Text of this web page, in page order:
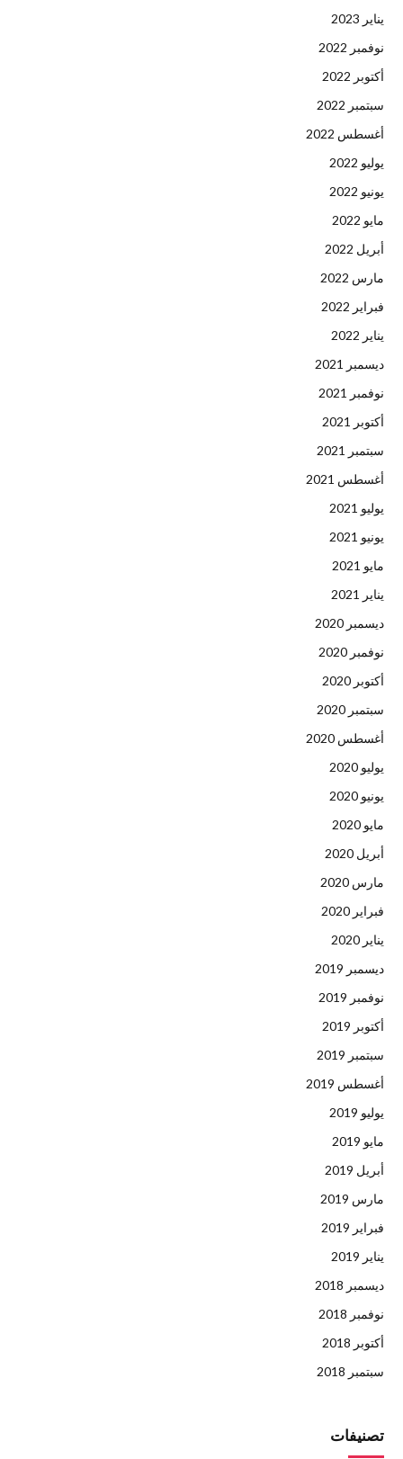
يناير 2023
نوفمبر 2022
أكتوبر 2022
سبتمبر 2022
أغسطس 2022
يوليو 2022
يونيو 2022
مايو 2022
أبريل 2022
مارس 2022
فبراير 2022
يناير 2022
ديسمبر 2021
نوفمبر 2021
أكتوبر 2021
سبتمبر 2021
أغسطس 2021
يوليو 2021
يونيو 2021
مايو 2021
يناير 2021
ديسمبر 2020
نوفمبر 2020
أكتوبر 2020
سبتمبر 2020
أغسطس 2020
يوليو 2020
يونيو 2020
مايو 2020
أبريل 2020
مارس 2020
فبراير 2020
يناير 2020
ديسمبر 2019
نوفمبر 2019
أكتوبر 2019
سبتمبر 2019
أغسطس 2019
يوليو 2019
مايو 2019
أبريل 2019
مارس 2019
فبراير 2019
يناير 2019
ديسمبر 2018
نوفمبر 2018
أكتوبر 2018
سبتمبر 2018
تصنيفات